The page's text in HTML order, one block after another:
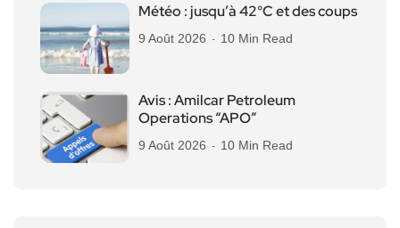
Météo : jusqu’à 42°C et des coups
9 Août 2026 10 Min Read
Avis : Amilcar Petroleum
Operations “APO”
9 Août 2026 10 Min Read